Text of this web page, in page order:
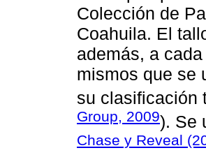
Colección de
Coahuila. El
además, a
mismos que se
su clasificación
Group, 2009). Se
Chase y Reveal